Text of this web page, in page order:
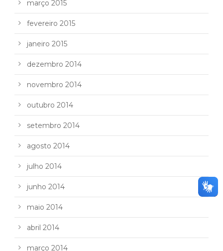
março 2015
fevereiro 2015
janeiro 2015
dezembro 2014
novembro 2014
outubro 2014
setembro 2014
agosto 2014
julho 2014
junho 2014
maio 2014
abril 2014
março 2014